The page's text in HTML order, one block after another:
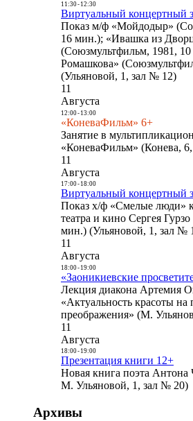
11:30- 12:30
Виртуальный концертный
Показ м/ф «Мойдодыр»
16 мин.); «Ивашка из
(Союзмультфильм, 1981,
Ромашкова»
(Ульяновой, 1, зал № 12)
11
Августа
12:00- 13:00
«КоневаФильм» 6+
Занятие в
«КоневаФильм» (Конева,
11
Августа
17:00- 18:00
Виртуальный концертный
Показ х/ф «Смелые люди»
театра и кино Сергея
мин.) (Ульяновой, 1, зал №
11
Августа
18:00- 19:00
«Заоникиевские
Лекция диакона Артемия
«Актуальность красоты на
преображения» (М.
11
Августа
18:00- 19:00
Презентация книги 12+
Новая книга поэта Антона
М. Ульяновой, 1, зал № 20)
Архивы